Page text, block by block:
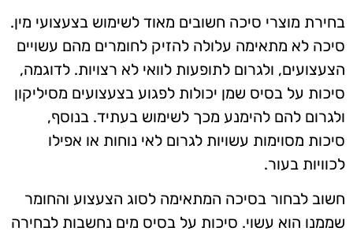
בחירת מוצרי סיכה חשובים מאוד לשימוש בצעצועי מין.
סיכה לא מתאימה עלולה להזיק לחומרים מהם עשויים
הצעצועים, ולגרום לתופעות לוואי לא רצויות. לדוגמה,
סיכות על בסיס שמן יכולות לפגוע בצעצועים מסיליקון
ולגרום להם להימנע מכך לשימוש בעתיד. בנוסף,
סיכות מסוימות עשויות לגרום לאי נוחות או אפילו
לכוויות בעור.
חשוב לבחור בסיכה המתאימה לסוג הצעצוע והחומר
שממנו הוא עשוי. סיכות על בסיס מים נחשבות לבחירה